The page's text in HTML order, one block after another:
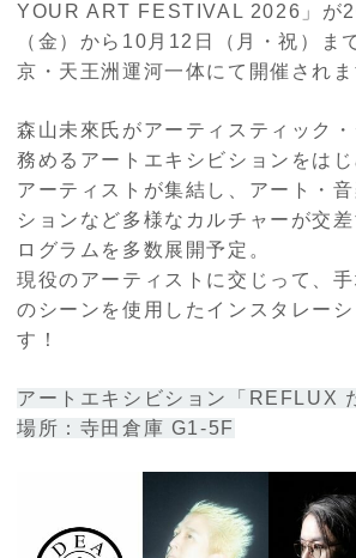
YOUR ART FESTIVAL 2026」が
（金）から10月12日（月・祝）ま
京・天王洲運河一体にて開催されま
森山未來氏がアーティスティック
務めるアートエキシビションをは
アーティストが集結し、アート・
ションなど多様なカルチャーが交
ログラムを多数展開予定。
現役のアーティストに交じって、
のシーンを使用したインスタレー
す！
アートエキシビション「REFLUX
場所：寺田倉庫 G1-5F